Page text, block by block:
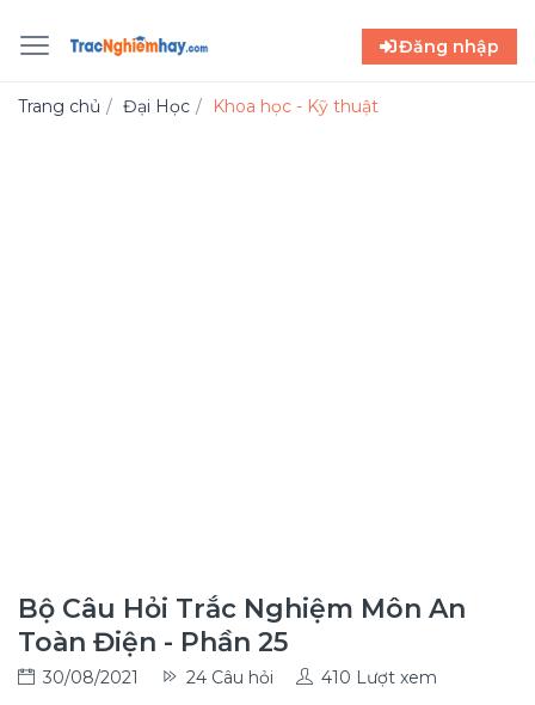
Đăng nhập
Trang chủ Đại Học Khoa học - Kỹ thuật
Bộ Câu Hỏi Trắc Nghiệm Môn An
Toàn Điện - Phần 25
30/08/2021 24 Câu hỏi
410 Lượt xem